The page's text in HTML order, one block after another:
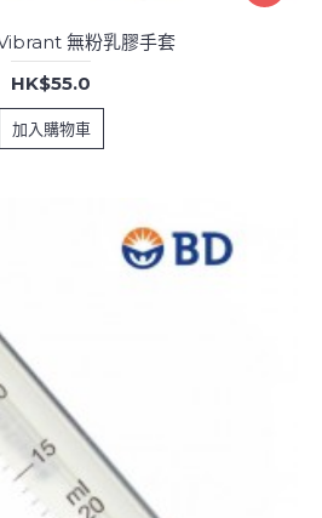
無粉乳膠手套
HK$55.0
加入購物車